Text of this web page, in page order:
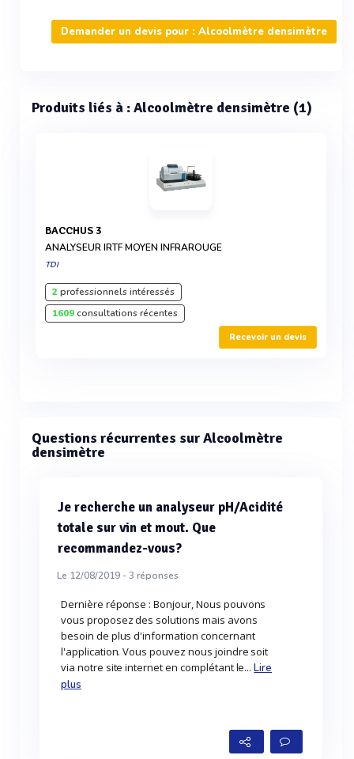
Demander un devis pour : Alcoolmètre densimètre
Produits liés à : Alcoolmètre densimètre (1)
BACCHUS 3
ANALYSEUR IRTF MOYEN INFRAROUGE
TDI
2professionnels intéressés
1609consultations récentes
Recevoir un devis
Questions récurrentes sur Alcoolmètre
densimètre
Je recherche un analyseur pH/Acidité
totale sur vin et mout. Que
recommandez-vous?
Le 12/08/2019 -3 réponses
Dernière réponse : Bonjour, Nous pouvons
vous proposez des solutions mais avons
besoin de plus d'information concernant
l'application. Vous pouvez nous joindre soit
via notre site internet en complétant le...Lire
plus